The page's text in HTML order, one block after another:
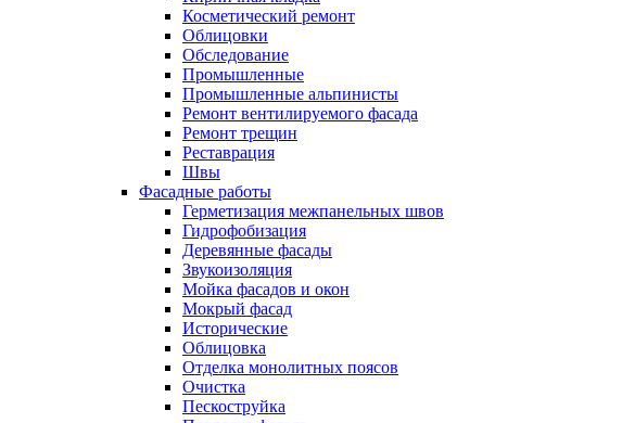
Косметический ремонт
Облицовки
Обследование
Промышленные
Промышленные альпинисты
Ремонт вентилируемого фасада
Ремонт трещин
Реставрация
Швы
Фасадные работы
Герметизация межпанельных швов
Гидрофобизация
Деревянные фасады
Звукоизоляция
Мойка фасадов и окон
Мокрый фасад
Исторические
Облицовка
Отделка монолитных поясов
Очистка
Пескоструйка